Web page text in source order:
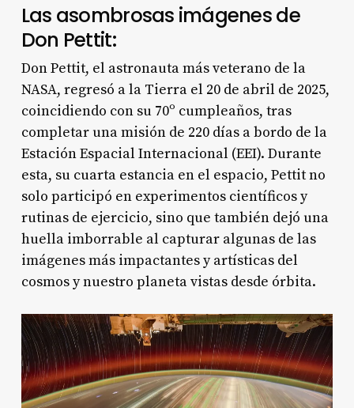
Las asombrosas imágenes de
Don Pettit:
Don Pettit, el astronauta más veterano de la
NASA, regresó a la Tierra el 20 de abril de 2025,
coincidiendo con su 70º cumpleaños, tras
completar una misión de 220 días a bordo de la
Estación Espacial Internacional (EEI). Durante
esta, su cuarta estancia en el espacio, Pettit no
solo participó en experimentos científicos y
rutinas de ejercicio, sino que también dejó una
huella imborrable al capturar algunas de las
imágenes más impactantes y artísticas del
cosmos y nuestro planeta vistas desde órbita.